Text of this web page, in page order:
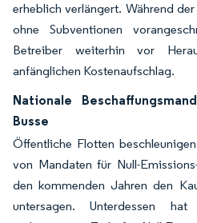
erheblich verlängert. Während
ohne Subventionen
Betreiber weiterhin vor
anfänglichen Kostenaufschlag.
Nationale
Busse
Öffentliche Flotten
von Mandaten für Null-
den kommenden Jahren den
untersagen. Unterdessen